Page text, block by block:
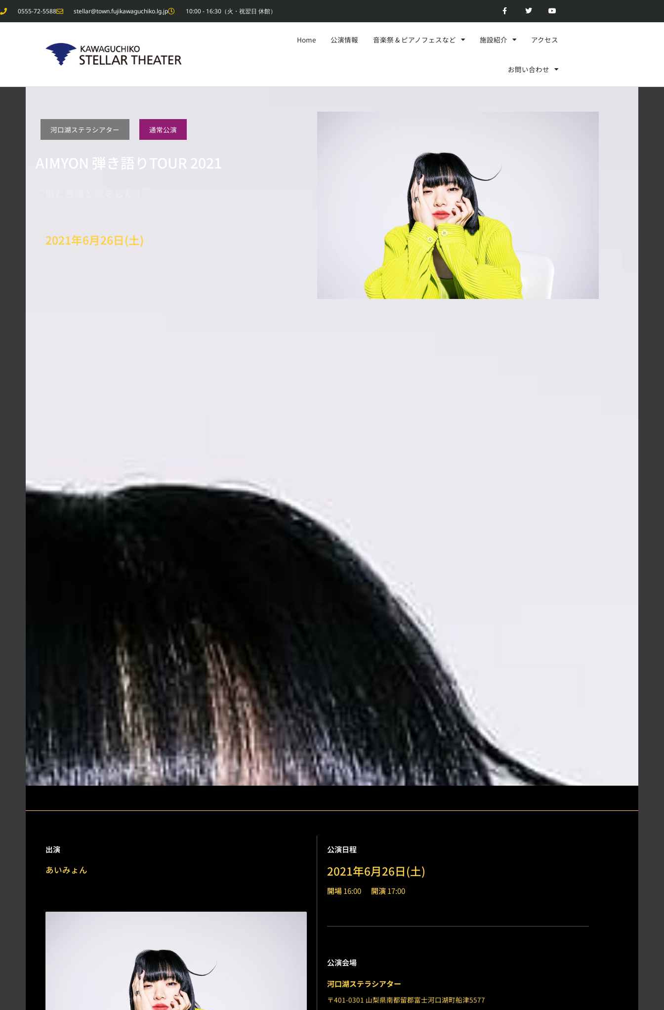
容
0555-72-5588 stellar@town.fujikawaguchiko.lg.jp 10:00 - 16:30（火・祝翌日 休館） a
c
e
o
o
w
t
e
o
t
b
e
Home 公演情報 音楽祭 & ピアノフェスなど 施設紹介 アクセス
お問い合わせ
河口湖ステラシアター 通常公演
AIMYON 弾き語りTOUR 2021
2021年6月26日(土)
出演
あいみょん
公演日程
2021年6月26日(土)
開場16:00 開演17:00
公演会場
河口湖ステラシアター
〒401-0301 山梨県南都留郡富士河口湖町船津5577